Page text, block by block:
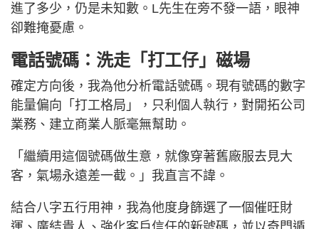
進了多少，仍是未知數。L先生在旁不發一語，眼神
卻難掩憂慮。
電話號碼：洗走「打工仔」磁場
確定方向後，我為他分析電話號碼。現有號碼的數字
能量偏向「打工格局」，只利個人執行，對開拓公司
業務、建立商業人脈毫無幫助。
「繼續用這個號碼做生意，就像穿著舊廠服去見大
客，氣場永遠差一截。」我直言不諱。
結合八字五行用神，我為他度身篩選了一個催旺財